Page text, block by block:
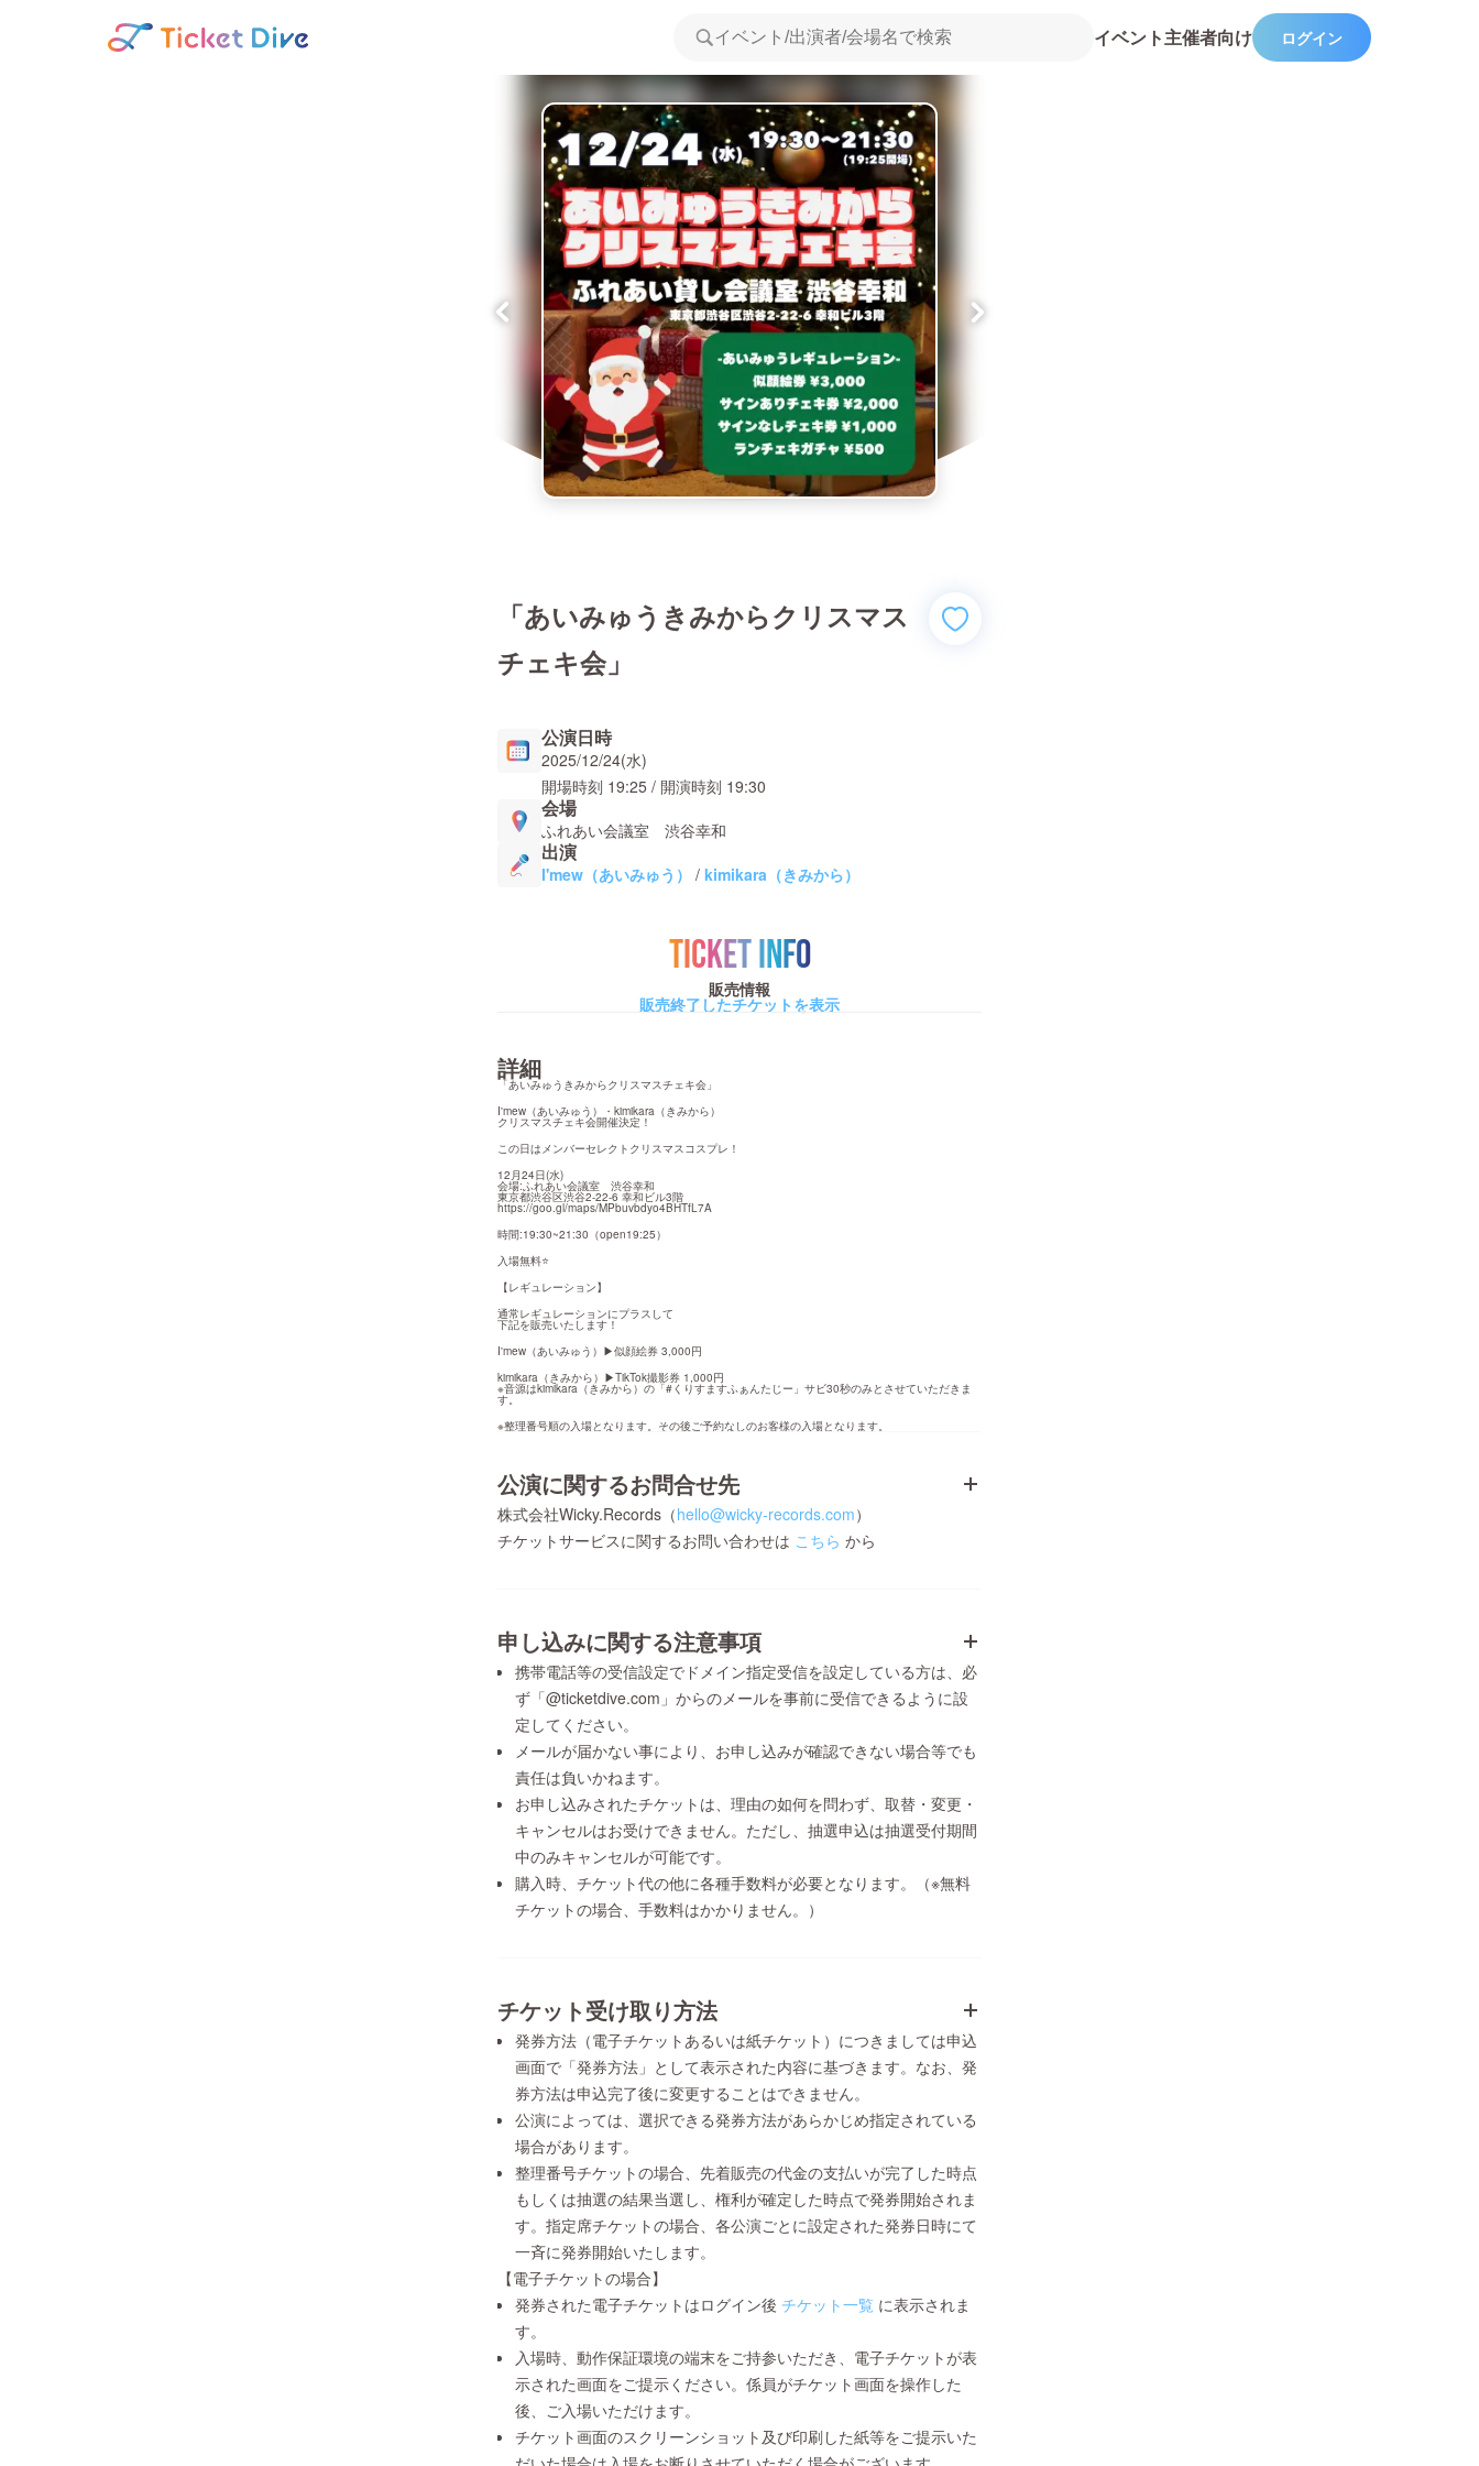
イベント主催者向け ログイン
「あいみゅうきみからクリスマス
チェキ会」
公演日時
2025/12/24(水)
開場時刻 19:25 / 開演時刻 19:30
会場
ふれあい会議室 渋谷幸和
出演
I'mew（あいみゅう） / kimikara（きみから）
TICKET INFO
販売情報
販売終了したチケットを表示
詳細
「あいみゅうきみからクリスマスチェキ会」
I'mew（あいみゅう）・kimikara（きみから）
クリスマスチェキ会開催決定！
この日はメンバーセレクトクリスマスコスプレ！
12月24日(水)
会場:ふれあい会議室　渋谷幸和
https://goo.gl/maps/MPbuvbdyo4BHTfL7A
時間:19:30~21:30（open19:25）
入場無料⭐️
【レギュレーション】
通常レギュレーションにプラスして
下記を販売いたします！
I'mew（あいみゅう）▶︎似顔絵券 3,000円
kimikara（きみから）▶︎TikTok撮影券 1,000円
※音源はkimikara（きみから）の「#くりすますふぁんたじー」サビ30秒のみとさせていただきま
す。
※整理番号順の入場となります。その後ご予約なしのお客様の入場となります。
公演に関するお問合せ先
株式会社Wicky.Records（hello@wicky-records.com）
チケットサービスに関するお問い合わせは こちら から
申し込みに関する注意事項
携帯電話等の受信設定でドメイン指定受信を設定している方は、必
ず「@ticketdive.com」からのメールを事前に受信できるように設
定してください。
メールが届かない事により、お申し込みが確認できない場合等でも
責任は負いかねます。
お申し込みされたチケットは、理由の如何を問わず、取替・変更・
キャンセルはお受けできません。ただし、抽選申込は抽選受付期間
中のみキャンセルが可能です。
購入時、チケット代の他に各種手数料が必要となります。（※無料
チケットの場合、手数料はかかりません。）
チケット受け取り方法
発券方法（電子チケットあるいは紙チケット）につきましては申込
画面で「発券方法」として表示された内容に基づきます。なお、発
券方法は申込完了後に変更することはできません。
公演によっては、選択できる発券方法があらかじめ指定されている
場合があります。
整理番号チケットの場合、先着販売の代金の支払いが完了した時点
もしくは抽選の結果当選し、権利が確定した時点で発券開始されま
す。指定席チケットの場合、各公演ごとに設定された発券日時にて
一斉に発券開始いたします。
【電子チケットの場合】
発券された電子チケットはログイン後 チケット一覧 に表示されま
す。
入場時、動作保証環境の端末をご持参いただき、電子チケットが表
示された画面をご提示ください。係員がチケット画面を操作した
後、ご入場いただけます。
チケット画面のスクリーンショット及び印刷した紙等をご提示いた